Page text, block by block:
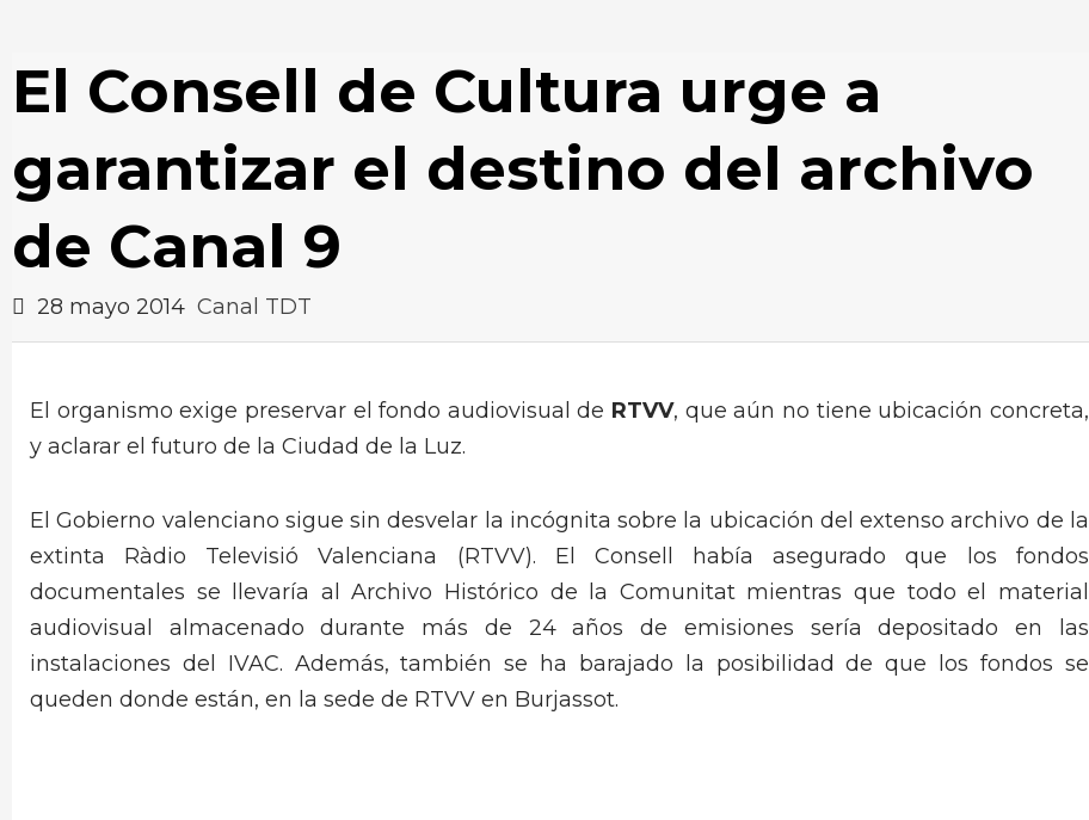
El Consell de Cultura urge a
garantizar el destino del archivo
de Canal 9
28 mayo 2014 Canal TDT
El organismo exige preservar el fondo audiovisual de RTVV, que aún no tiene ubicación concreta,
y aclarar el futuro de la Ciudad de la Luz.
El Gobierno valenciano sigue sin desvelar la incógnita sobre la ubicación del extenso archivo de la
extinta Ràdio Televisió Valenciana (RTVV). El Consell había asegurado que los fondos
documentales se llevaría al Archivo Histórico de la Comunitat mientras que todo el material
audiovisual almacenado durante más de 24 años de emisiones sería depositado en las
instalaciones del IVAC. Además, también se ha barajado la posibilidad de que los fondos se
queden donde están, en la sede de RTVV en Burjassot.